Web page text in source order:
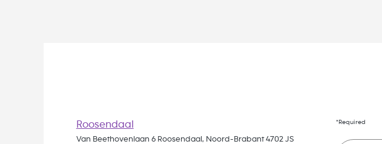
Roosendaal
Van Beethovenlaan 6 Roosendaal, Noord-Brabant 4702 JS
*Required